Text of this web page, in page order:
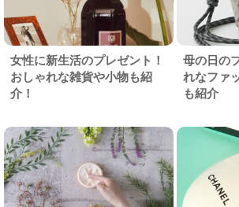
女性に新生活のプレゼント！
おしゃれな雑貨や小物も紹
介！
母の日の
れなファ
も紹介